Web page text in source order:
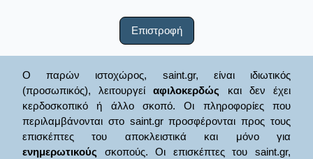
Επιστροφή
Ο παρών ιστοχώρος, saint.gr, είναι ιδιωτικός
(προσωπικός), λειτουργείαφιλοκερδώς και δεν έχει
κερδοσκοπικό ή άλλο σκοπό. Οι πληροφορίες που
περιλαμβάνονται στο saint.gr προσφέρονται προς τους
επισκέπτες του αποκλειστικά και μόνο για
ενημερωτικούς σκοπούς. Οι επισκέπτες του saint.gr,